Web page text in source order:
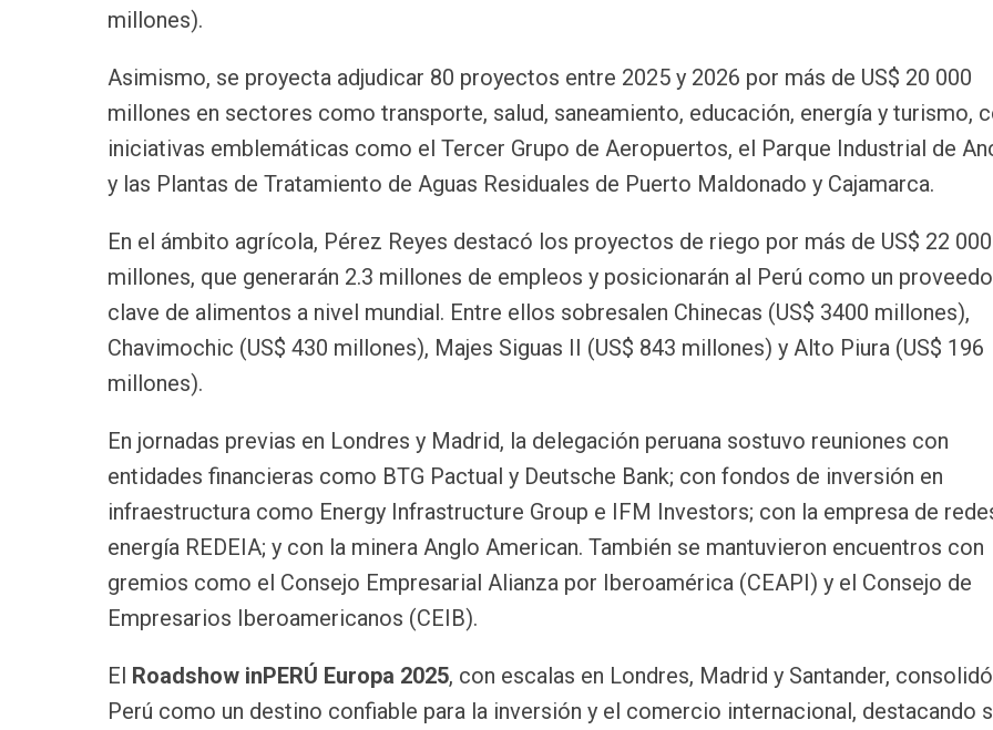
millones).
Asimismo, se proyecta adjudicar 80 proyectos entre 2025 y 2026 por más de US$ 20 000
millones en sectores como transporte, salud, saneamiento, educación, energía y turismo,
iniciativas emblemáticas como el Tercer Grupo de Aeropuertos, el Parque Industrial de
y las Plantas de Tratamiento de Aguas Residuales de Puerto Maldonado y Cajamarca.
En el ámbito agrícola, Pérez Reyes destacó los proyectos de riego por más de US$ 22 000
millones, que generarán 2.3 millones de empleos y posicionarán al Perú como un
clave de alimentos a nivel mundial. Entre ellos sobresalen Chinecas (US$ 3400 millones),
Chavimochic (US$ 430 millones), Majes Siguas II (US$ 843 millones) y Alto Piura (US$ 196
millones).
En jornadas previas en Londres y Madrid, la delegación peruana sostuvo reuniones con
entidades financieras como BTG Pactual y Deutsche Bank; con fondos de inversión en
infraestructura como Energy Infrastructure Group e IFM Investors; con la empresa de
energía REDEIA; y con la minera Anglo American. También se mantuvieron encuentros con
gremios como el Consejo Empresarial Alianza por Iberoamérica (CEAPI) y el Consejo de
Empresarios Iberoamericanos (CEIB).
El Roadshow inPERÚ Europa 2025, con escalas en Londres, Madrid y Santander,
Perú como un destino confiable para la inversión y el comercio internacional, destacando